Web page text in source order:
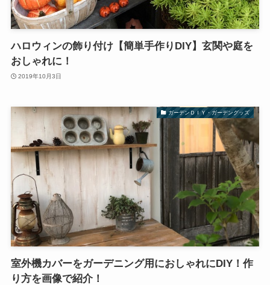
ハロウィンの飾り付け【簡単手作りDIY】玄関や庭を
おしゃれに！
2019年10月3日
ガーデンＤＩＹ・ガーデングッズ
室外機カバーをガーデニング用におしゃれにDIY！作
り方を画像で紹介！